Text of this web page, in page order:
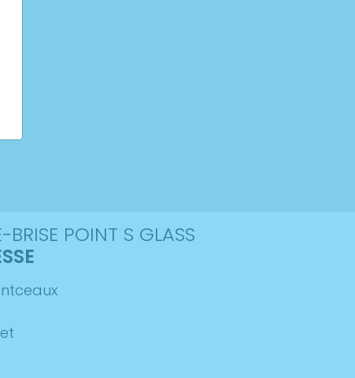
BRISE POINT S GLASS